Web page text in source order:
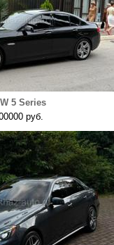
5 Series
руб.